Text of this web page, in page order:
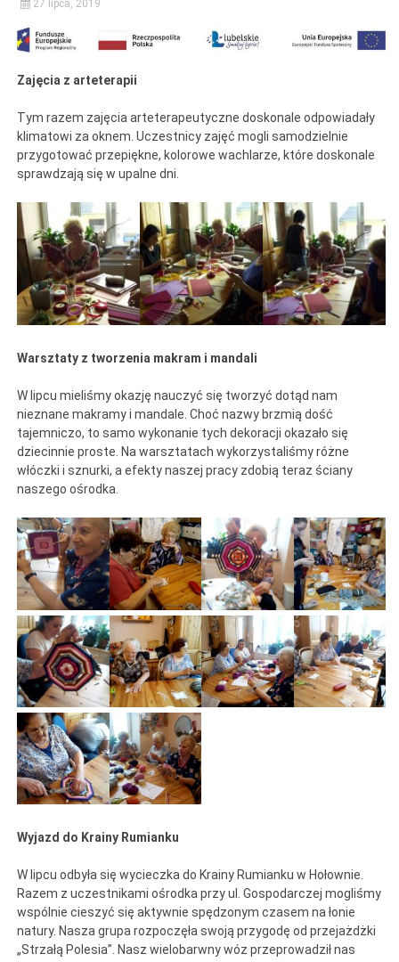
27 lipca, 2019
Zajęcia z arteterapii
Tym razem zajęcia arteterapeutyczne doskonale odpowiadały
klimatowi za oknem. Uczestnicy zajęć mogli samodzielnie
przygotować przepiękne, kolorowe wachlarze, które doskonale
sprawdzają się w upalne dni.
Warsztaty z tworzenia makram i mandali
W lipcu mieliśmy okazję nauczyć się tworzyć dotąd nam
nieznane makramy i mandale. Choć nazwy brzmią dość
tajemniczo, to samo wykonanie tych dekoracji okazało się
dziecinnie proste. Na warsztatach wykorzystaliśmy różne
włóczki i sznurki, a efekty naszej pracy zdobią teraz ściany
naszego ośrodka.
Wyjazd do Krainy Rumianku
W lipcu odbyła się wycieczka do Krainy Rumianku w Hołownie.
Razem z uczestnikami ośrodka przy ul. Gospodarczej mogliśmy
wspólnie cieszyć się aktywnie spędzonym czasem na łonie
natury. Nasza grupa rozpoczęła swoją przygodę od przejażdżki
„Strzałą Polesia”. Nasz wielobarwny wóz przeprowadził nas